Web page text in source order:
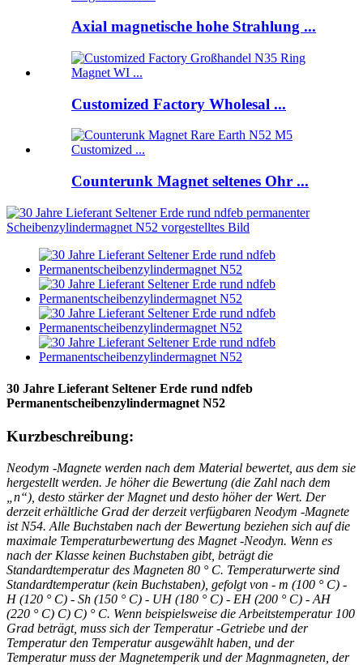
Axial magnetische hohe Strahlung ...
Customized Factory Wholesal ...
Counterunk Magnet seltenes Ohr ...
30 Jahre Lieferant Seltener Erde rund ndfeb
Permanentscheibenzylindermagnet N52
Kurzbeschreibung:
Neodym -Magnete werden nach dem Material bewertet, aus dem sie
hergestellt werden. Je höher die Bewertung (die Zahl nach dem
„n“), desto stärker der Magnet und desto höher der Wert. Der
derzeit erhältliche Grad der derzeit verfügbaren Neodym -Magnete
ist N54. Alle Buchstaben nach der Bewertung beziehen sich auf die
maximale Temperaturbewertung des Magnet -Neodyn. Wenn es
nach der Klasse keinen Buchstaben gibt, beträgt die
Standardtemperatur des Magneten 80 ° C. Temperaturwerte sind
Standardtemperatur (kein Buchstaben), gefolgt von - m (100 ° C) -
H (120 ° C) - Sh (150 ° C) - UH (180 ° C) - EH (200 ° C) - AH
(220 ° C) C) C) ° C. Wenn beispielsweise die Arbeitstemperatur 100
Grad beträgt, muss sich der Temperatur -Getriebe und der
Temperatur den Temperatur ausgewählt haben, und der
Temperatur muss der Magnetemperik und der Magnmagneten, der